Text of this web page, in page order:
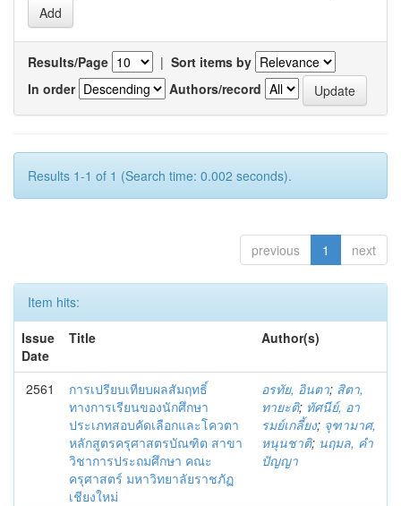
Results/Page | Sort items by
In order
Authors/record
Results 1-1 of 1 (Search time: 0.002 seconds).
previous 1 next
Item hits:
Issue
Date
Title Author(s)
2561
การเปรียบเทียบผลสัมฤทธิ์
ทางการเรียนของนักศึกษา
ประเภทสอบคัดเลือกและโควตา
หลักสูตรครุศาสตรบัณฑิต สาขา
วิชาการประถมศึกษา คณะ
ครุศาสตร์ มหาวิทยาลัยราชภัฏ
เชียงใหม่
อรทัย, อินตา; สิตา,
ทายะติ; ทัศนีย์, อา
รมย์เกลี้ยง; จุฑามาศ,
หนุนชาติ; นฤมล, คำ
ปัญญา